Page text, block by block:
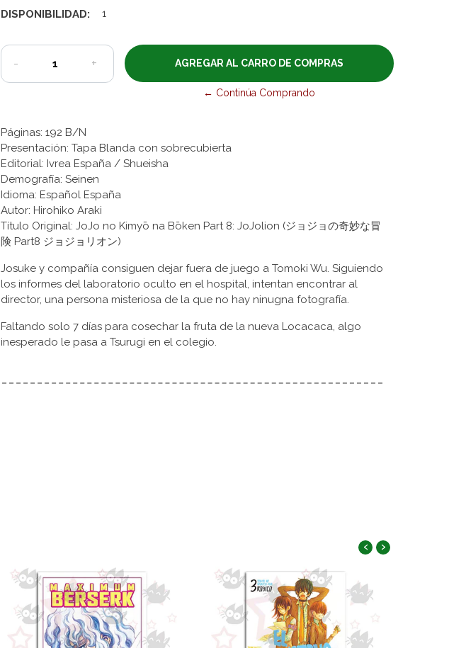
DISPONIBILIDAD: 1
- +
← Continúa Comprando
Páginas: 192 B/N
Presentación: Tapa Blanda con sobrecubierta
Editorial: Ivrea España / Shueisha
Demografía: Seinen
Idioma: Español España
Autor: Hirohiko Araki
Título Original: JoJo no Kimyō na Bōken Part 8: JoJolion (ジョジョの奇妙な冒
険 Part8 ジョジョリオン)
Josuke y compañía consiguen dejar fuera de juego a Tomoki Wu. Siguiendo
los informes del laboratorio oculto en el hospital, intentan encontrar al
director, una persona misteriosa de la que no hay ninugna fotografía.
Faltando solo 7 días para cosechar la fruta de la nueva Locacaca, algo
inesperado le pasa a Tsurugi en el colegio.
‹ ›